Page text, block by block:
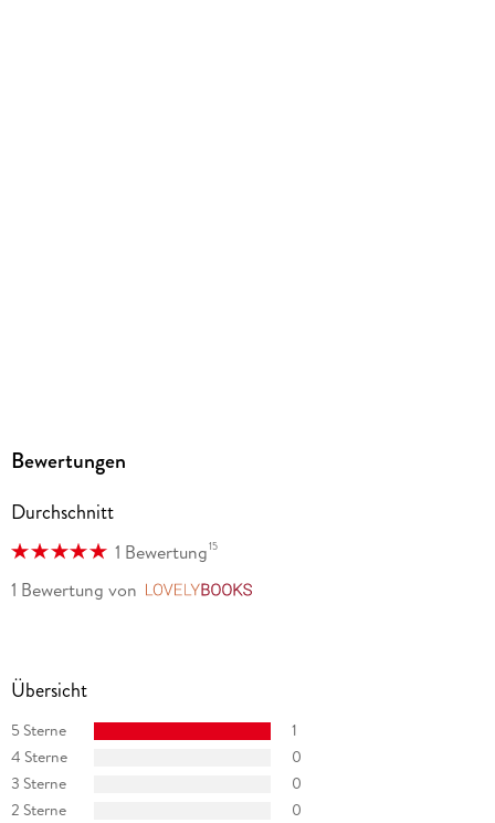
Bewertungen
Durchschnitt
1 Bewertung15
1 Bewertung von
Übersicht
5 Sterne
1
4 Sterne
0
3 Sterne
0
2 Sterne
0